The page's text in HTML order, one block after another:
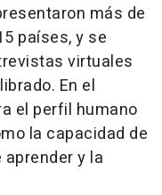
más de
países, y se
virtuales
En el
el perfil humano
la capacidad de
y la